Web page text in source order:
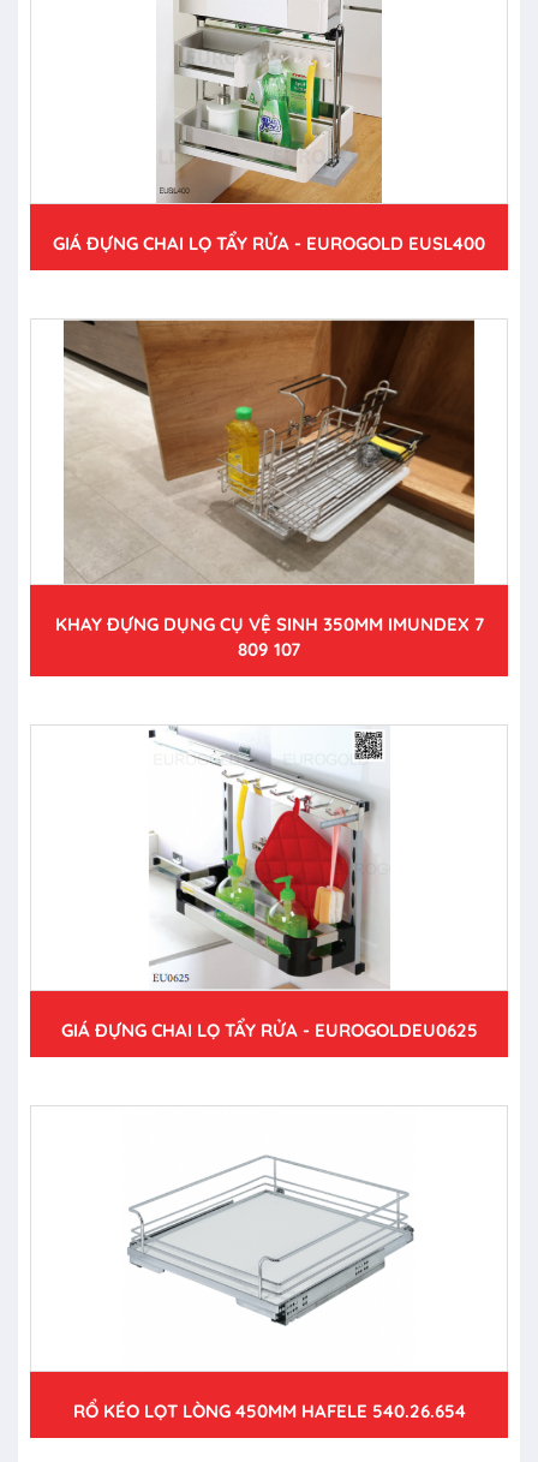
GIÁ ĐỰNG CHAI LỌ TẨY RỬA - EUROGOLD EUSL400
KHAY ĐỰNG DỤNG CỤ VỆ SINH 350MM IMUNDEX 7
809 107
GIÁ ĐỰNG CHAI LỌ TẨY RỬA - EUROGOLDEU0625
RỔ KÉO LỌT LÒNG 450MM HAFELE 540.26.654